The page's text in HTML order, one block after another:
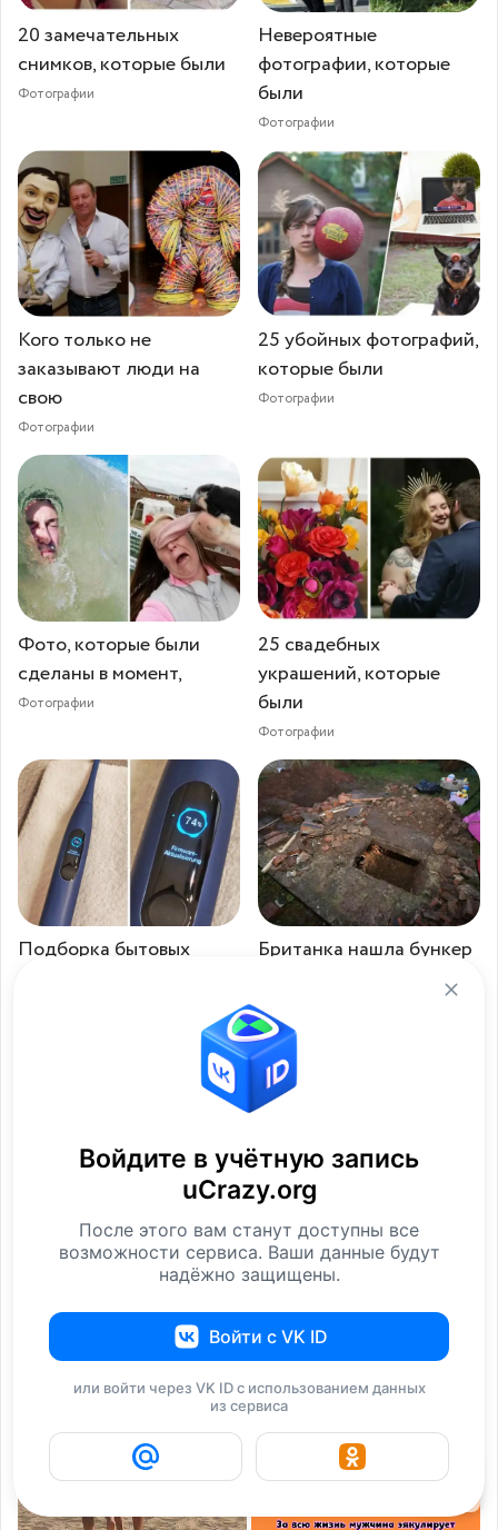
20 замечательных
снимков, которые были
Фотографии
Невероятные
фотографии, которые
были
Фотографии
Кого только не
заказывают люди на
свою
Фотографии
25 убойных фотографий,
которые были
Фотографии
Фото, которые были
сделаны в момент,
Фотографии
25 свадебных
украшений, которые
были
Фотографии
Подборка бытовых
Британка нашла бункер
Фотографии
Невероятная ткань,
которая способна
28 эпичных фотографий,
которые были
Фотографии
Войдите в учётную запись
uCrazy.org
После этого вам станут доступны все
возможности сервиса. Ваши данные будут
надёжно защищены.
Войти с VK ID
или войти через VK ID с использованием данных
из сервиса